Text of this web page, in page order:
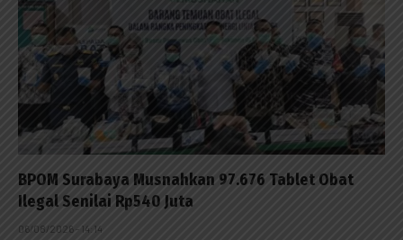
BPOM Surabaya Musnahkan 97.676 Tablet Obat
Ilegal Senilai Rp540 Juta
06/08/2026 - 14:14